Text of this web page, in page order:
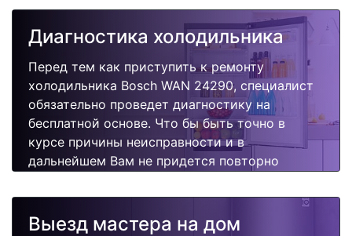
качественно и недорого.
Диагностика холодильника
Перед тем как приступить к ремонту
холодильника Bosch WAN 24290, специалист
обязательно проведет диагностику на
бесплатной основе. Что бы быть точно в
курсе причины неисправности и в
дальнейшем Вам не придется повторно
поломок.
Выезд мастера на дом